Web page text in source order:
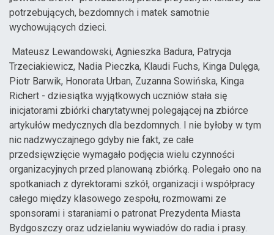
potrzebujących, bezdomnych i matek samotnie
wychowujących dzieci.
Mateusz Lewandowski, Agnieszka Badura, Patrycja
Trzeciakiewicz, Nadia Pieczka, Klaudi Fuchs, Kinga Dulęga,
Piotr Barwik, Honorata Urban, Zuzanna Sowińska, Kinga
Richert - dziesiątka wyjątkowych uczniów stała się
inicjatorami zbiórki charytatywnej polegającej na zbiórce
artykułów medycznych dla bezdomnych. I nie byłoby w tym
nic nadzwyczajnego gdyby nie fakt, ze całe
przedsięwzięcie wymagało podjęcia wielu czynności
organizacyjnych przed planowaną zbiórką. Polegało ono na
spotkaniach z dyrektorami szkół, organizacji i współpracy
całego między klasowego zespołu, rozmowami ze
sponsorami i staraniami o patronat Prezydenta Miasta
Bydgoszczy oraz udzielaniu wywiadów do radia i prasy.